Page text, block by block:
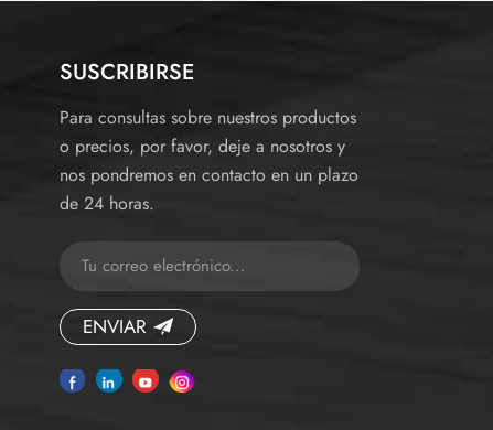
SUSCRIBIRSE
Para consultas sobre nuestros productos
o precios, por favor, deje a nosotros y
nos pondremos en contacto en un plazo
de 24 horas.
ENVIAR